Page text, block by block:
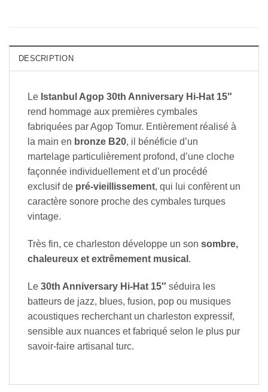
DESCRIPTION
Le Istanbul Agop 30th Anniversary Hi-Hat 15″
rend hommage aux premières cymbales
fabriquées par Agop Tomur. Entièrement réalisé à
la main en bronze B20, il bénéficie d’un
martelage particulièrement profond, d’une cloche
façonnée individuellement et d’un procédé
exclusif de pré-vieillissement, qui lui confèrent un
caractère sonore proche des cymbales turques
vintage.
Très fin, ce charleston développe un son sombre,
chaleureux et extrêmement musical .
Le 30th Anniversary Hi-Hat 15″ séduira les
batteurs de jazz, blues, fusion, pop ou musiques
acoustiques recherchant un charleston expressif,
sensible aux nuances et fabriqué selon le plus pur
savoir-faire artisanal turc.